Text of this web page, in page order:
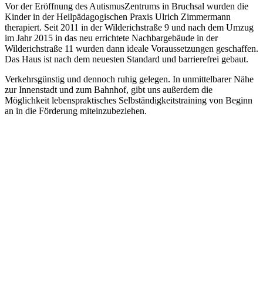
Vor der Eröffnung des AutismusZentrums in Bruchsal wurden die
Kinder in der Heilpädagogischen Praxis Ulrich Zimmermann
therapiert. Seit 2011 in der Wilderichstraße 9 und nach dem Umzug
im Jahr 2015 in das neu errichtete Nachbargebäude in der
Wilderichstraße 11 wurden dann ideale Voraussetzungen geschaffen.
Das Haus ist nach dem neuesten Standard und barrierefrei gebaut.
Verkehrsgünstig und dennoch ruhig gelegen. In unmittelbarer Nähe
zur Innenstadt und zum Bahnhof, gibt uns außerdem die
Möglichkeit lebenspraktisches Selbständigkeitstraining von Beginn
an in die Förderung miteinzubeziehen.